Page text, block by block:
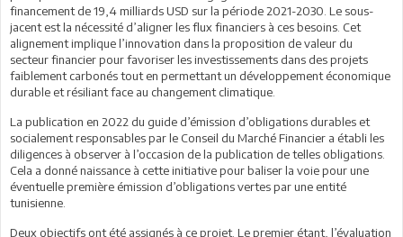
financement de 19,4 milliards USD sur la période 2021-2030. Le sous-
jacent est la nécessité d’aligner les flux financiers à ces besoins. Cet
alignement implique l’innovation dans la proposition de valeur du
secteur financier pour favoriser les investissements dans des projets
faiblement carbonés tout en permettant un développement économique
durable et résiliant face au changement climatique.
La publication en 2022 du guide d’émission d’obligations durables et
socialement responsables par le Conseil du Marché Financier a établi les
diligences à observer à l’occasion de la publication de telles obligations.
Cela a donné naissance à cette initiative pour baliser la voie pour une
éventuelle première émission d’obligations vertes par une entité
tunisienne.
Deux objectifs ont été assignés à ce projet. Le premier étant, l’évaluation